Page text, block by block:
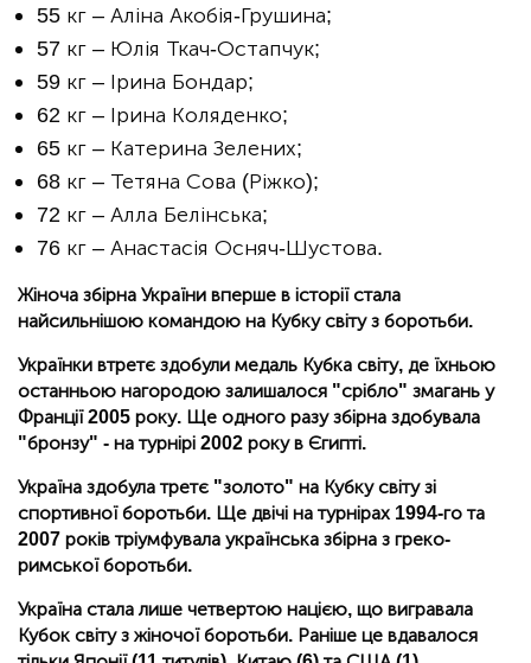
55 кг – Аліна Акобія-Грушина;
57 кг – Юлія Ткач-Остапчук;
59 кг – Ірина Бондар;
62 кг – Ірина Коляденко;
65 кг – Катерина Зелених;
68 кг – Тетяна Сова (Ріжко);
72 кг – Алла Белінська;
76 кг – Анастасія Осняч-Шустова.
Жіноча збірна України вперше в історії стала
найсильнішою командою на Кубку світу з боротьби.
Українки втретє здобули медаль Кубка світу, де їхньою
останньою нагородою залишалося "срібло" змагань у
Франції 2005 року. Ще одного разу збірна здобувала
"бронзу" - на турнірі 2002 року в Єгипті.
Україна здобула третє "золото" на Кубку світу зі
спортивної боротьби. Ще двічі на турнірах 1994-го та
2007 років тріумфувала українська збірна з греко-
римської боротьби.
Україна стала лише четвертою нацією, що вигравала
Кубок світу з жіночої боротьби. Раніше це вдавалося